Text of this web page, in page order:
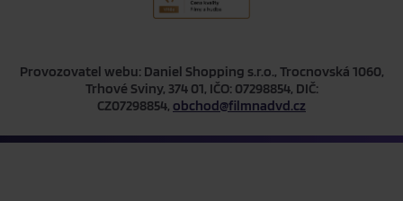
Provozovatel webu: Daniel Shopping s.r.o., Trocnovská 1060,
Trhové Sviny, 374 01, IČO: 07298854, DIČ:
CZ07298854, obchod@filmnadvd.cz